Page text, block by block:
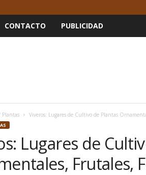
CONTACTO PUBLICIDAD
Plantas Viveros: Lugares de Cultivo de Plantas
Lugares de
Frutales,